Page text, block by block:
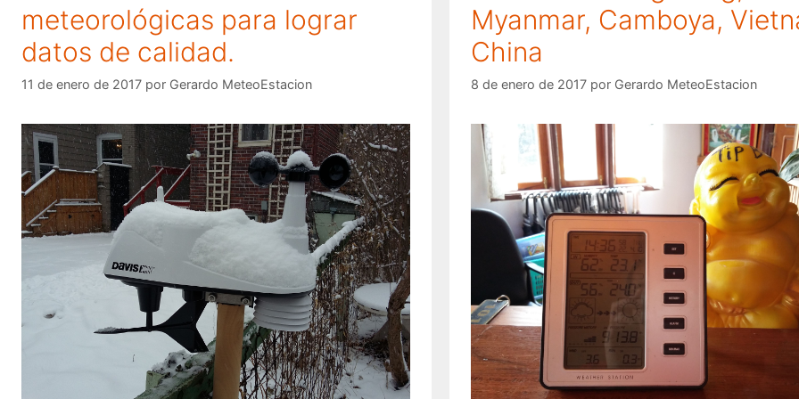
meteorológicas para lograr
datos de calidad.
11 de enero de 2017 por Gerardo MeteoEstacion
Myanmar, Camboya,
China
8 de enero de 2017 por Gerardo MeteoEstacion